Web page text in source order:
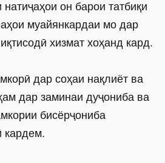
он барои татбиқи
муайянкардаи мо дар
хизмат хоҳанд кард.
дар соҳаи нақлиёт ва
дар заминаи дуҷониба ва
бисёрҷониба
кардем.